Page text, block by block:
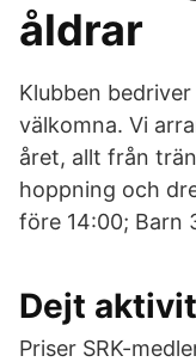
åldrar
Klubben
välkomna. Vi
året, allt från
hoppning och
före 14:00; Barn
Dejt
Priser SRK-